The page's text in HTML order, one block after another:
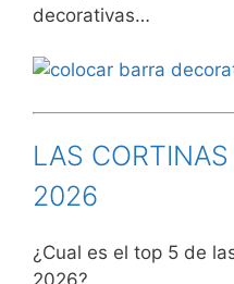
decorativas…
LAS
2026
¿Cual es el top 5 de